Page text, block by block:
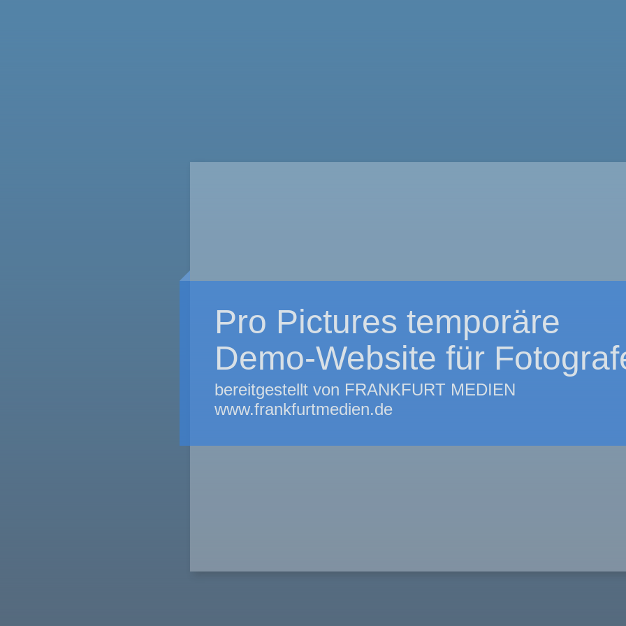
Pro Pictures temporäre
Demo-Website für
bereitgestellt von FRANKFURT MEDIEN
www.frankfurtmedien.de